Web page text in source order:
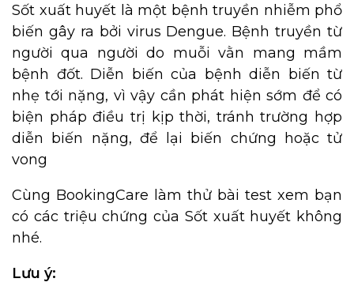
Sốt xuất huyết là một bệnh truyền nhiễm phổ
biến gây ra bởi virus Dengue. Bệnh truyền từ
người qua người do muỗi vằn mang mầm
bệnh đốt. Diễn biến của bệnh diễn biến từ
nhẹ tới nặng, vì vậy cần phát hiện sớm để có
biện pháp điều trị kịp thời, tránh trường hợp
diễn biến nặng, để lại biến chứng hoặc tử
vong
Cùng BookingCare làm thử bài test xem bạn
có các triệu chứng của Sốt xuất huyết không
nhé.
Lưu ý: